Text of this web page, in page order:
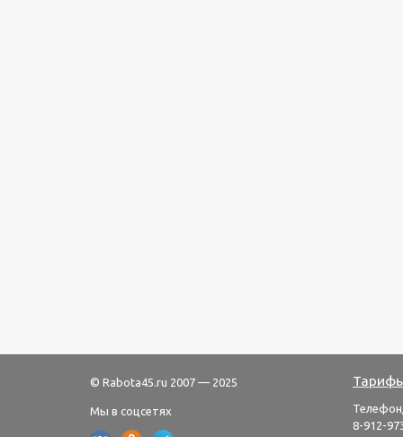
© Rabota45.ru 2007 — 2025
Мы в соцсетях
8-912-